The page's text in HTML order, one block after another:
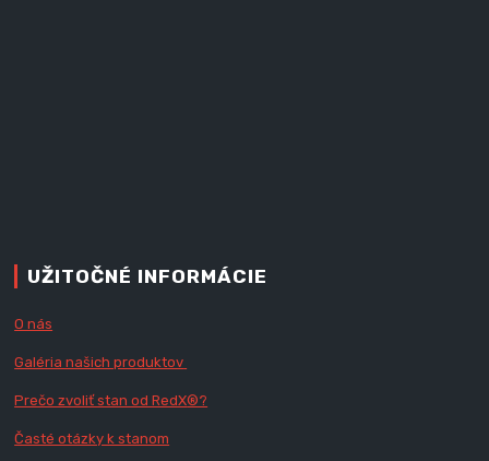
UŽITOČNÉ INFORMÁCIE
O nás
Galéria našich produktov
Prečo zvoliť stan od RedX®?
Časté otázky k stanom